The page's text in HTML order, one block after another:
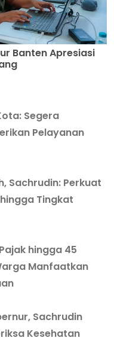
Banten Apresiasi
Segera
Pelayanan
Sachrudin: Perkuat
Tingkat
hingga 45
Manfaatkan
Sachrudin
Kesehatan